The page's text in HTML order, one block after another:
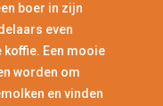
boer in zijn
even
koffie. Een mooie
worden om
en vinden